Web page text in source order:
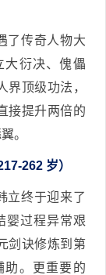
了传奇人物大
大衍决、傀儡
顶级功法，
接提升两倍的
。
262 岁）
立终于迎来了
过程异常艰
剑诀修炼到第
助。更重要的